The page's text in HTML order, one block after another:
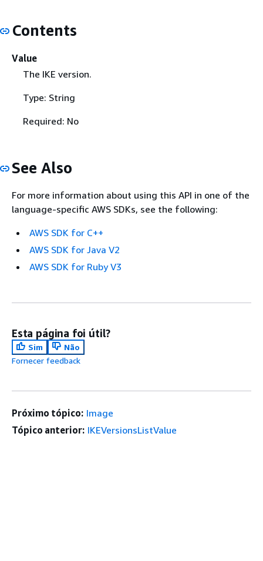
Contents
Value
The IKE version.
Type: String
Required: No
See Also
For more information about using this API in one of the
language-specific AWS SDKs, see the following:
AWS SDK for C++
AWS SDK for Java V2
AWS SDK for Ruby V3
Esta página foi útil?
Sim
Não
Fornecer feedback
Próximo tópico: Image
Tópico anterior: IKEVersionsListValue